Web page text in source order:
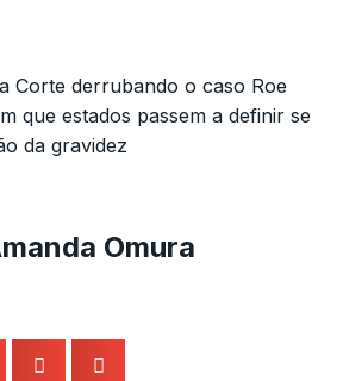
Corte derrubando o caso Roe
que estados passem a definir se
da gravidez
Omura